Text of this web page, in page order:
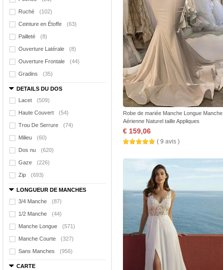
Ruché (102)
Ceinture en Étoffe (63)
Pailleté (8)
Ouverture Latérale (8)
Ouverture Frontale (44)
Gradins (35)
DETAILS DU DOS
Lacet
(509)
Haute Couvert (54)
Trou De Serrure (74)
Milieu (60)
Dos nu (620)
Gaze (226)
Zip (693)
LONGUEUR DE MANCHES
3/4 Manche
(87)
1/2 Manche (44)
Manche Longue (571)
Manche Courte (327)
Sans Manches (956)
CARTE
Robe de mariée Manche Longue Manche
Aérienne Naturel taille Appliques
€ 159,06
( 9 avis )